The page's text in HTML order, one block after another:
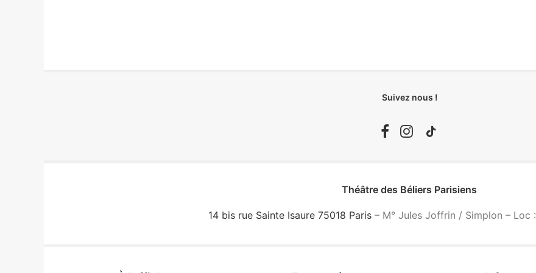
Suivez nous !
Théâtre des Béliers Parisiens
14 bis rue Sainte Isaure 75018 Paris – M° Jules Joffrin / Simplon – Loc :